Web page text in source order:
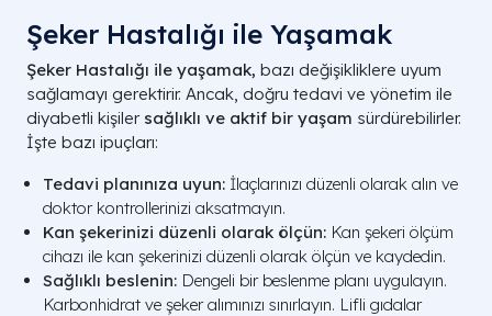
Şeker Hastalığı ile Yaşamak
Şeker Hastalığı ile yaşamak, bazı değişikliklere uyum
sağlamayı gerektirir. Ancak, doğru tedavi ve yönetim ile
diyabetli kişiler sağlıklı ve aktif bir yaşam sürdürebilirler.
İşte bazı ipuçları:
Tedavi planınıza uyun: İlaçlarınızı düzenli olarak alın ve
doktor kontrollerinizi aksatmayın.
Kan şekerinizi düzenli olarak ölçün: Kan şekeri ölçüm
cihazı ile kan şekerinizi düzenli olarak ölçün ve kaydedin.
Sağlıklı beslenin: Dengeli bir beslenme planı uygulayın.
Karbonhidrat ve şeker alımınızı sınırlayın. Lifli gıdalar